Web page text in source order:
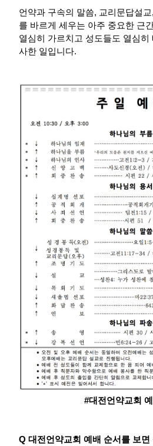
언약과 구속의 말씀, 교리문답설
를 바르게 세우는 아주 중요한 근
열심히 가르치고 성도들도 열심
사한 일입니다.
#대전언약교회
Q 대전언약교회 예배 순서를 보면